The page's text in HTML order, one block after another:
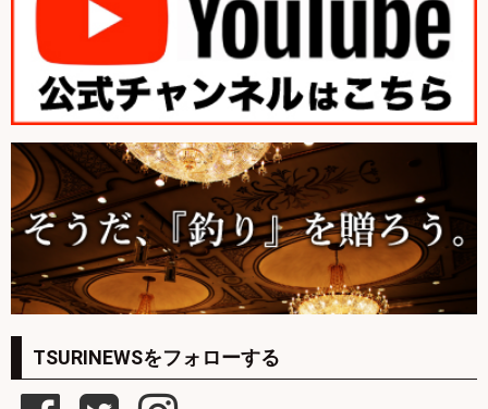
TSURINEWSをフォローする